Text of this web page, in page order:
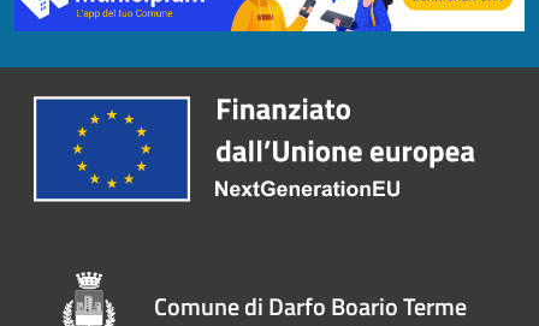
Comune di Darfo Boario Terme